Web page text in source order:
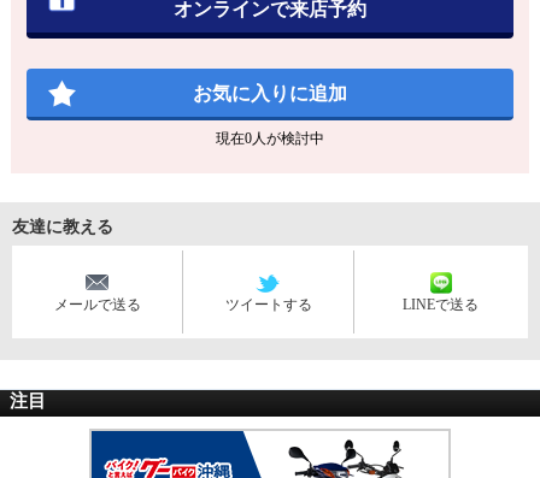
オンラインで来店予約
お気に入りに追加
現在0人が検討中
友達に教える
メールで送る ツイートする LINEで送る
注目